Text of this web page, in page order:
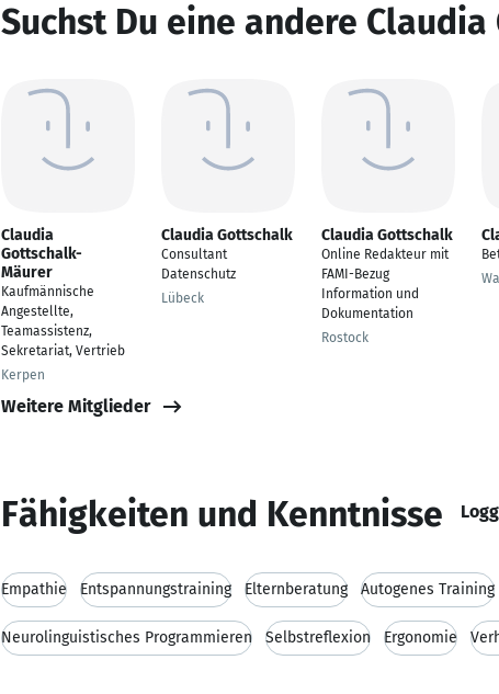
Suchst Du eine andere
Claudia
Gottschalk-
Mäurer
Kaufmännische
Angestellte,
Teamassistenz,
Sekretariat, Vertrieb
Kerpen
Claudia Gottschalk
Consultant
Datenschutz
Lübeck
Claudia Gottschalk
Online Redakteur mit
FAMI-Bezug
Information und
Dokumentation
Rostock
Weitere Mitglieder
Fähigkeiten und Kenntnisse
Empathie Entspannungstraining Elternberatung Autogenes Training
Neurolinguistisches Programmieren Selbstreflexion Ergonomie